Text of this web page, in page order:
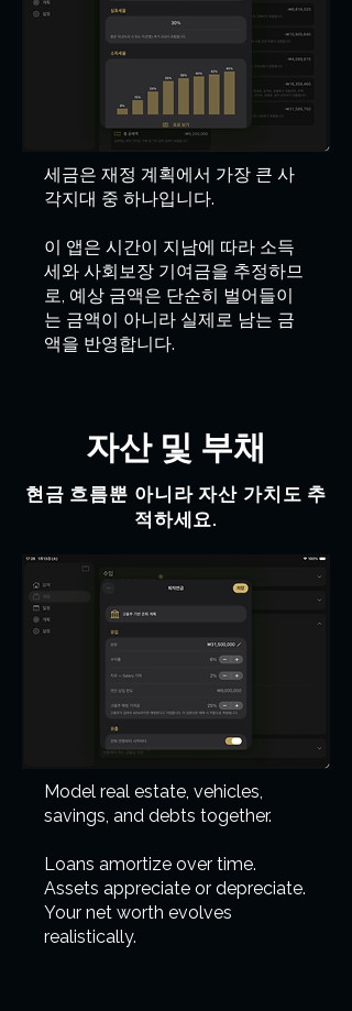
세금은 재정 계획에서 가장 큰 사
각지대 중 하나입니다.
이 앱은 시간이 지남에 따라 소득
세와 사회보장 기여금을 추정하므
로, 예상 금액은 단순히 벌어들이
는 금액이 아니라 실제로 남는 금
액을 반영합니다.
자산 및 부채
현금 흐름뿐 아니라 자산 가치도 추
적하세요.
Model real estate, vehicles,
savings, and debts together.
Loans amortize over time.
Assets appreciate or depreciate.
Your net worth evolves
realistically.